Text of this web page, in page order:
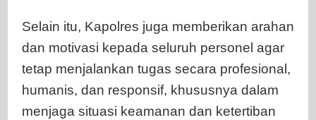
Selain itu, Kapolres juga memberikan arahan
dan motivasi kepada seluruh personel agar
tetap menjalankan tugas secara profesional,
humanis, dan responsif, khususnya dalam
menjaga situasi keamanan dan ketertiban